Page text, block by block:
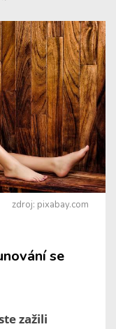
zdroj: pixabay.com
se
zažili